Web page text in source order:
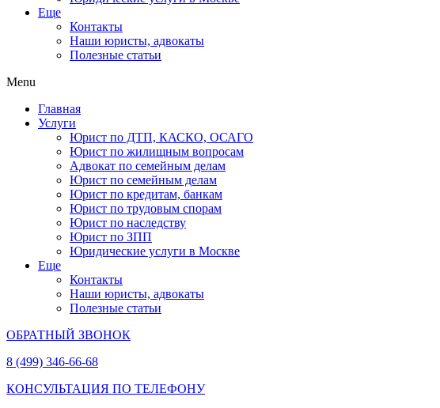
Еще
Контакты
Наши юристы, адвокаты
Полезные статьи
Menu
Главная
Услуги
Юрист по ДТП, КАСКО, ОСАГО
Юрист по жилищным вопросам
Адвокат по семейным делам
Юрист по семейным делам
Юрист по кредитам, банкам
Юрист по трудовым спорам
Юрист по наследству
Юрист по ЗПП
Юридические услуги в Москве
Еще
Контакты
Наши юристы, адвокаты
Полезные статьи
ОБРАТНЫЙ ЗВОНОК
8 (499) 346-66-68
КОНСУЛЬТАЦИЯ ПО ТЕЛЕФОНУ